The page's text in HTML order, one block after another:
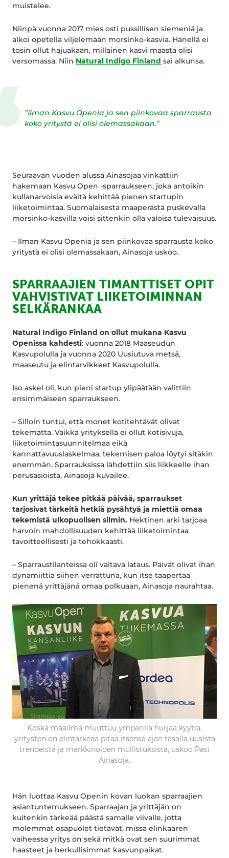
muistelee.
Niinpä vuonna 2017 mies osti pussillisen siemeniä ja
alkoi opetella viljelemään morsinko-kasvia. Hänellä ei
tosin ollut hajuakaan, millainen kasvi maasta olisi
versomassa. Niin Natural Indigo Finland sai alkunsa.
”Ilman Kasvu Openia ja sen piinkovaa sparrausta
koko yritystä ei olisi olemassakaan.”
Seuraavan vuoden alussa Ainasojaa vinkattiin
hakemaan Kasvu Open -sparraukseen, joka antoikin
kullanarvoisia eväitä kehittää pienen startupin
liiketoimintaa. Suomalaisesta maaperästä puskevalla
morsinko-kasvilla voisi sittenkin olla valoisa tulevaisuus.
– Ilman Kasvu Openia ja sen piinkovaa sparrausta koko
yritystä ei olisi olemassakaan, Ainasoja uskoo.
SPARRAAJIEN TIMANTTISET OPIT
VAHVISTIVAT LIIKETOIMINNAN
SELKÄRANKAA
Natural Indigo Finland on ollut mukana Kasvu
Openissa kahdesti: vuonna 2018 Maaseudun
Kasvupolulla ja vuonna 2020 Uusiutuva metsä,
maaseutu ja elintarvikkeet Kasvupolulla.
Iso askel oli, kun pieni startup ylipäätään valittiin
ensimmäiseen sparraukseen.
– Silloin tuntui, että monet kotitehtävät olivat
tekemättä. Vaikka yrityksellä ei ollut kotisivuja,
liiketoimintasuunnitelmaa eikä
kannattavuuslaskelmaa, tekemisen paloa löytyi sitäkin
enemmän. Sparrauksissa lähdettiin siis liikkeelle ihan
perusasioista, Ainasoja kuvailee.
Kun yrittäjä tekee pitkää päivää, sparraukset
tarjosivat tärkeitä hetkiä pysähtyä ja miettiä omaa
tekemistä ulkopuolisen silmin. Hektinen arki tarjoaa
harvoin mahdollisuuden kehittää liiketoimintaa
tavoitteellisesti ja tehokkaasti.
– Sparraustilanteissa oli valtava lataus. Päivät olivat ihan
dynamiittia siihen verrattuna, kun itse taapertaa
pienenä yrittäjänä omaa polkuaan, Ainasoja naurahtaa.
Koska maailma muuttuu ympärillä hurjaa kyytiä,
yritysten on elintärkeää pitää itsensä ajan tasalla uusista
trendeistä ja markkinoiden mullistuksista, uskoo Pasi
Ainasoja.
Hän luottaa Kasvu Openin kovan luokan sparraajien
asiantuntemukseen. Sparraajan ja yrittäjän on
kuitenkin tärkeää päästä samalle viivalle, jotta
molemmat osapuolet tietävät, missä elinkaaren
vaiheessa yritys on sekä mitkä ovat sen suurimmat
haasteet ja herkullisimmat kasvunpaikat.